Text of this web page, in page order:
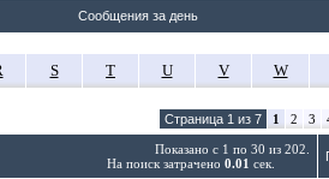
Сообщения за день
S T U V W
Страница 1 из 7 1 2 3
Показано с 1 по 30 из 202.
На поиск затрачено 0.01 сек.